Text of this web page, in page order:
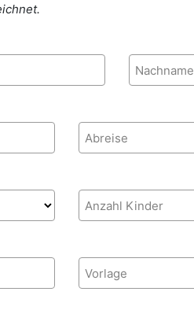
Nachname
Abreise
Anzahl Kinder
Vorlage